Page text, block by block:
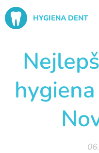
HYGIENA DENT